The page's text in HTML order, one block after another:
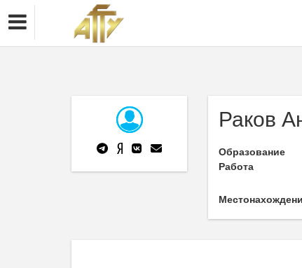
Раков
Образование
Работа